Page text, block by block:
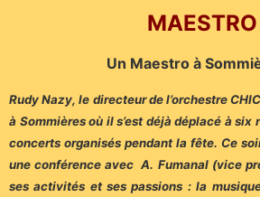
MAESTRO
Un Maestro à
Rudy Nazy, le directeur de l’orchestre
à Sommières où il s’est déjà déplacé à
concerts organisés pendant la fête. Ce
une conférence avec A. Fumanal (vice
ses activités et ses passions : la